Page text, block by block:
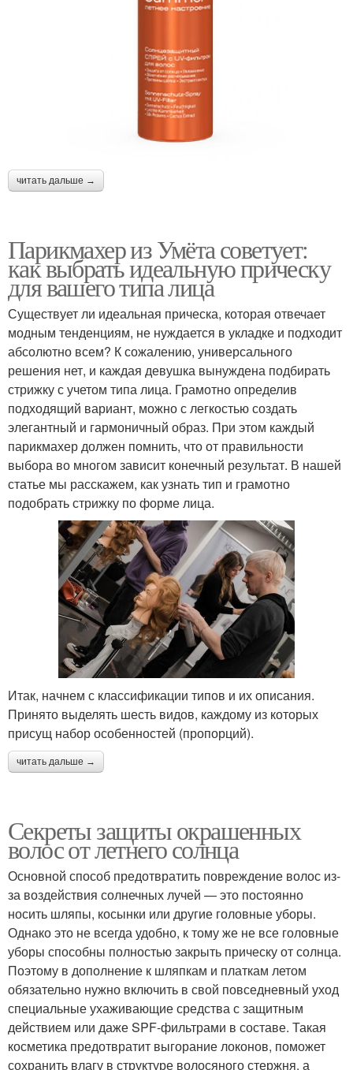
читать дальше →
Парикмахер из Умёта советует:
как выбрать идеальную прическу
для вашего типа лица
Существует ли идеальная прическа, которая отвечает
модным тенденциям, не нуждается в укладке и подходит
абсолютно всем? К сожалению, универсального
решения нет, и каждая девушка вынуждена подбирать
стрижку с учетом типа лица. Грамотно определив
подходящий вариант, можно с легкостью создать
элегантный и гармоничный образ. При этом каждый
парикмахер должен помнить, что от правильности
выбора во многом зависит конечный результат. В нашей
статье мы расскажем, как узнать тип и грамотно
подобрать стрижку по форме лица.
Итак, начнем с классификации типов и их описания.
Принято выделять шесть видов, каждому из которых
присущ набор особенностей (пропорций).
читать дальше →
Секреты защиты окрашенных
волос от летнего солнца
Основной способ предотвратить повреждение волос из-
за воздействия солнечных лучей — это постоянно
носить шляпы, косынки или другие головные уборы.
Однако это не всегда удобно, к тому же не все головные
уборы способны полностью закрыть прическу от солнца.
Поэтому в дополнение к шляпкам и платкам летом
обязательно нужно включить в свой повседневный уход
специальные ухаживающие средства с защитным
действием или даже SPF-фильтрами в составе. Такая
косметика предотвратит выгорание локонов, поможет
сохранить влагу в структуре волосяного стержня, а